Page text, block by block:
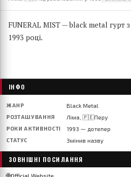
FUNERAL MIST — black metal гурт
1993 році.
ІНФО
ЖАНР Black Metal
РОЗТАШУВАННЯ Ліма, 🇵🇪Перу
РОКИ АКТИВНОСТІ 1993 — дотепер
СТАТУС Змінив назву
ЗОВНІШНІ ПОСИЛАННЯ
🌐Official Website